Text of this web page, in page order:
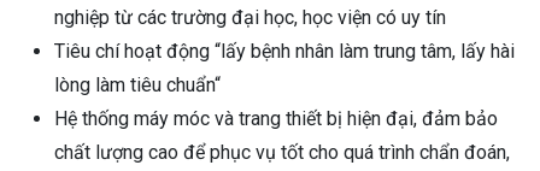
nghiệp từ các trường đại học, học viện có uy tín
Tiêu chí hoạt động “lấy bệnh nhân làm trung tâm, lấy hài
lòng làm tiêu chuẩn“
Hệ thống máy móc và trang thiết bị hiện đại, đảm bảo
chất lượng cao để phục vụ tốt cho quá trình chẩn đoán,